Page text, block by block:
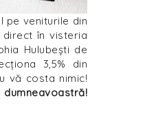
pe veniturile din
în visteria
Hulubești de
3,5% din
vă costa nimic!